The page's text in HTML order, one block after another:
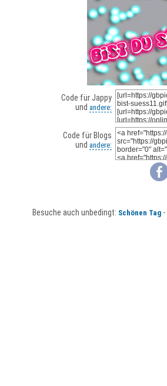
Code für Jappy
und andere:
Code für Blogs
und andere:
Besuche auch unbedingt: Schönen Tag-